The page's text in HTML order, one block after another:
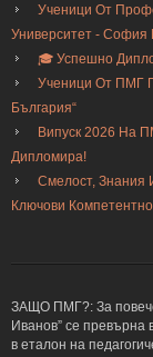
Ученици От
Университет -
🎓 Успешно
Ученици От ПМГ
България“
Випуск 2026 На
Дипломира!
Смелост, Знания
Ключови
ЗАЩО ПМГ?: За
Иванов” се превърна
в еталон на